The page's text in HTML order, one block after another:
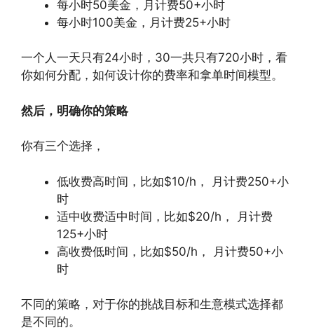
每小时50美金，月计费50+小时
每小时100美金，月计费25+小时
一个人一天只有24小时，30一共只有720小时，看
你如何分配，如何设计你的费率和拿单时间模型。
然后，明确你的策略
你有三个选择，
低收费高时间，比如$10/h， 月计费250+小
时
适中收费适中时间，比如$20/h， 月计费
125+小时
高收费低时间，比如$50/h， 月计费50+小
时
不同的策略，对于你的挑战目标和生意模式选择都
是不同的。